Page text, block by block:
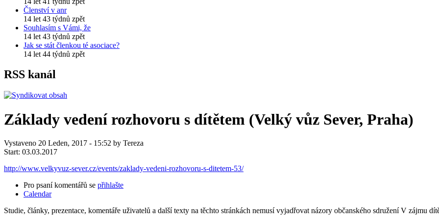
Členství v anr
14 let 43 týdnů zpět
Souhlasím s Vámi, že
14 let 43 týdnů zpět
Jak se stát členkou té asociace?
14 let 44 týdnů zpět
RSS kanál
Základy vedení rozhovoru s dítětem (Velký vůz Sever, Praha)
Vystaveno 20 Leden, 2017 - 15:52 by Tereza
Start: 03.03.2017
http://www.velkyvuz-sever.cz/events/zaklady-vedeni-rozhovoru-s-ditetem-53/
Pro psaní komentářů se přihlašte
Calendar
Studie, články, prezentace, komentáře uživatelů a další texty na těchto stránkách nemusí vyjadřovat názory občanského sdružení V zájmu